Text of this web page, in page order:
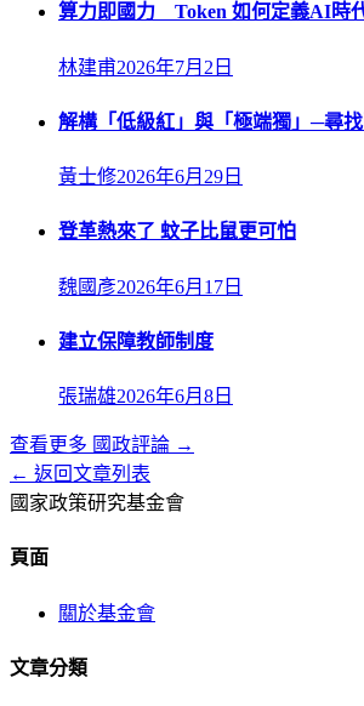
算力即國力 Token 如何定義AI時
林建甫2026年7月2日
解構「低級紅」與「極端獨」─尋
黃士修2026年6月29日
登革熱來了 蚊子比鼠更可怕
魏國彥2026年6月17日
建立保障教師制度
張瑞雄2026年6月8日
查看更多 國政評論 →
← 返回文章列表
國家政策研究基金會
頁面
關於基金會
文章分類